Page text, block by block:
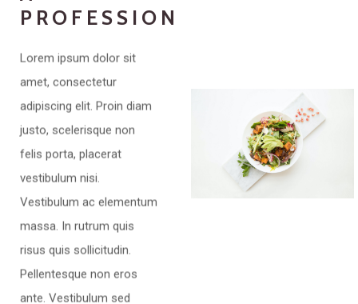
PROFESSION
Lorem ipsum dolor sit
amet, consectetur
adipiscing elit. Proin diam
justo, scelerisque non
felis porta, placerat
vestibulum nisi.
Vestibulum ac elementum
massa. In rutrum quis
risus quis sollicitudin.
Pellentesque non eros
ante. Vestibulum sed